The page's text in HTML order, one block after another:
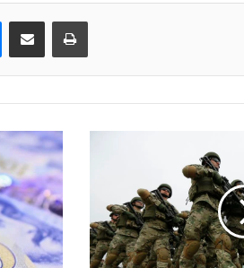
Messengerმეილზე გაზიარებაამობეჭვდა